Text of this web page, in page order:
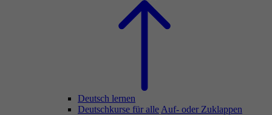
Deutsch lernen
Deutschkurse für alle Auf- oder Zuklappen